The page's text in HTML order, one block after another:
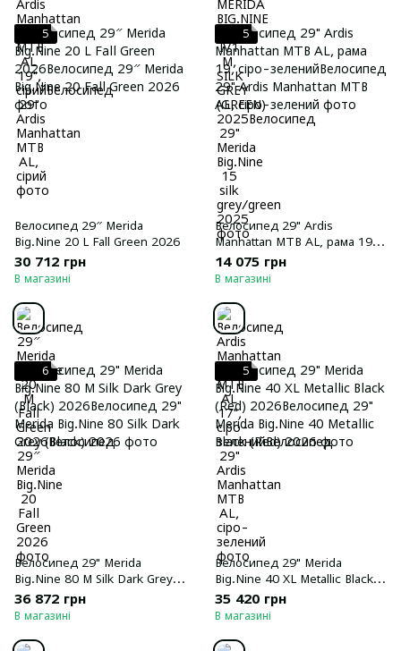
5
Велосипед 29″ Merida
Big.Nine 20 L Fall Green 2026
30 712 грн
В магазині
5
Велосипед 29" Ardis
Manhattan MTB AL, рама 19,
сіро-зелений
14 075 грн
В магазині
6
Велосипед 29" Merida
Big.Nine 80 M Silk Dark Grey
(Black) 2026
36 872 грн
В магазині
5
Велосипед 29" Merida
Big.Nine 40 XL Metallic Black
(Red) 2026
35 420 грн
В магазині